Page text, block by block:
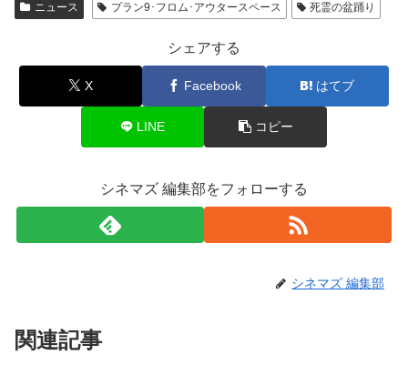
ニュース プラン9･フロム･アウタースペース 死霊の盆踊り
シェアする
X Facebook はてブ
LINE コピー
シネマズ 編集部をフォローする
シネマズ 編集部
関連記事